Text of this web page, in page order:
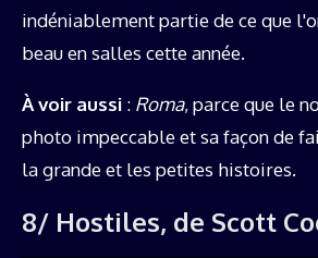
indéniablement partie de ce que
beau en salles cette année.
À voir aussi : Roma, parce que le
photo impeccable et sa façon de
la grande et les petites histoires.
8/ Hostiles, de Scott